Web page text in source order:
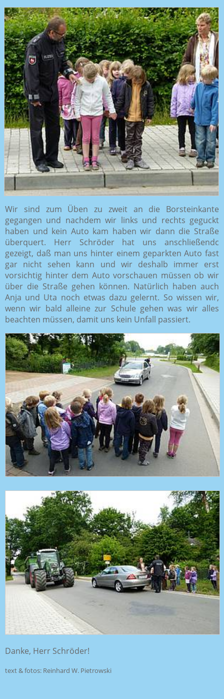
Wir sind zum Üben zu zweit an die Borsteinkante
gegangen und nachdem wir links und rechts geguckt
haben und kein Auto kam haben wir dann die Straße
überquert. Herr Schröder hat uns anschließendc
gezeigt, daß man uns hinter einem geparkten Auto fast
gar nicht sehen kann und wir deshalb immer erst
vorsichtig hinter dem Auto vorschauen müssen ob wir
über die Straße gehen können. Natürlich haben auch
Anja und Uta noch etwas dazu gelernt. So wissen wir,
wenn wir bald alleine zur Schule gehen was wir alles
beachten müssen, damit uns kein Unfall passiert.
Danke, Herr Schröder!
text & fotos: Reinhard W. Pietrowski